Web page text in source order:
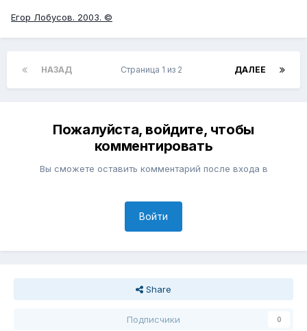
Егор Лобусов. 2003. ©
НАЗАД ДАЛЕЕ
Страница 1 из 2
Пожалуйста, войдите, чтобы
комментировать
Вы сможете оставить комментарий после входа в
Войти
Share
Подписчики 0